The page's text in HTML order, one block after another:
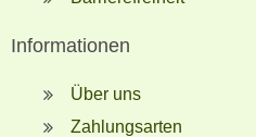
Informationen
Über uns
Zahlungsarten